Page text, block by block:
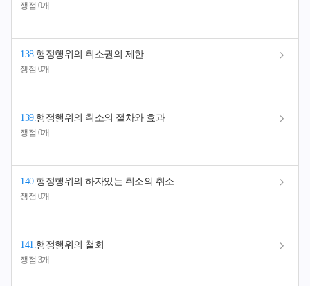
쟁점 0개
138.행정행위의 취소권의 제한
쟁점 0개
139.행정행위의 취소의 절차와 효과
쟁점 0개
140.행정행위의 하자있는 취소의 취소
쟁점 0개
141.행정행위의 철회
쟁점 3개